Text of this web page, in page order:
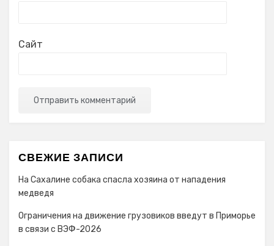
Сайт
СВЕЖИЕ ЗАПИСИ
На Сахалине собака спасла хозяина от нападения
медведя
Ограничения на движение грузовиков введут в Приморье
в связи с ВЭФ-2026